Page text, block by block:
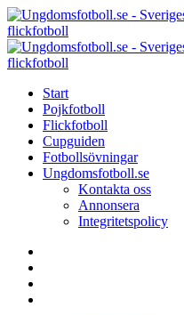
Menu
Search
Menu
Start
Pojkfotboll
Flickfotboll
Cupguiden
Fotbollsövningar
Ungdomsfotboll.se
Kontakta oss
Annonsera
Integritetspolicy